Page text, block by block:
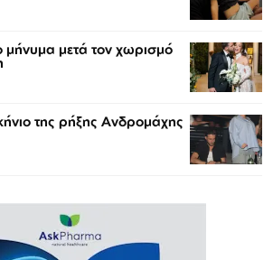
μετά τον χωρισμό
της ρήξης Ανδρομάχης